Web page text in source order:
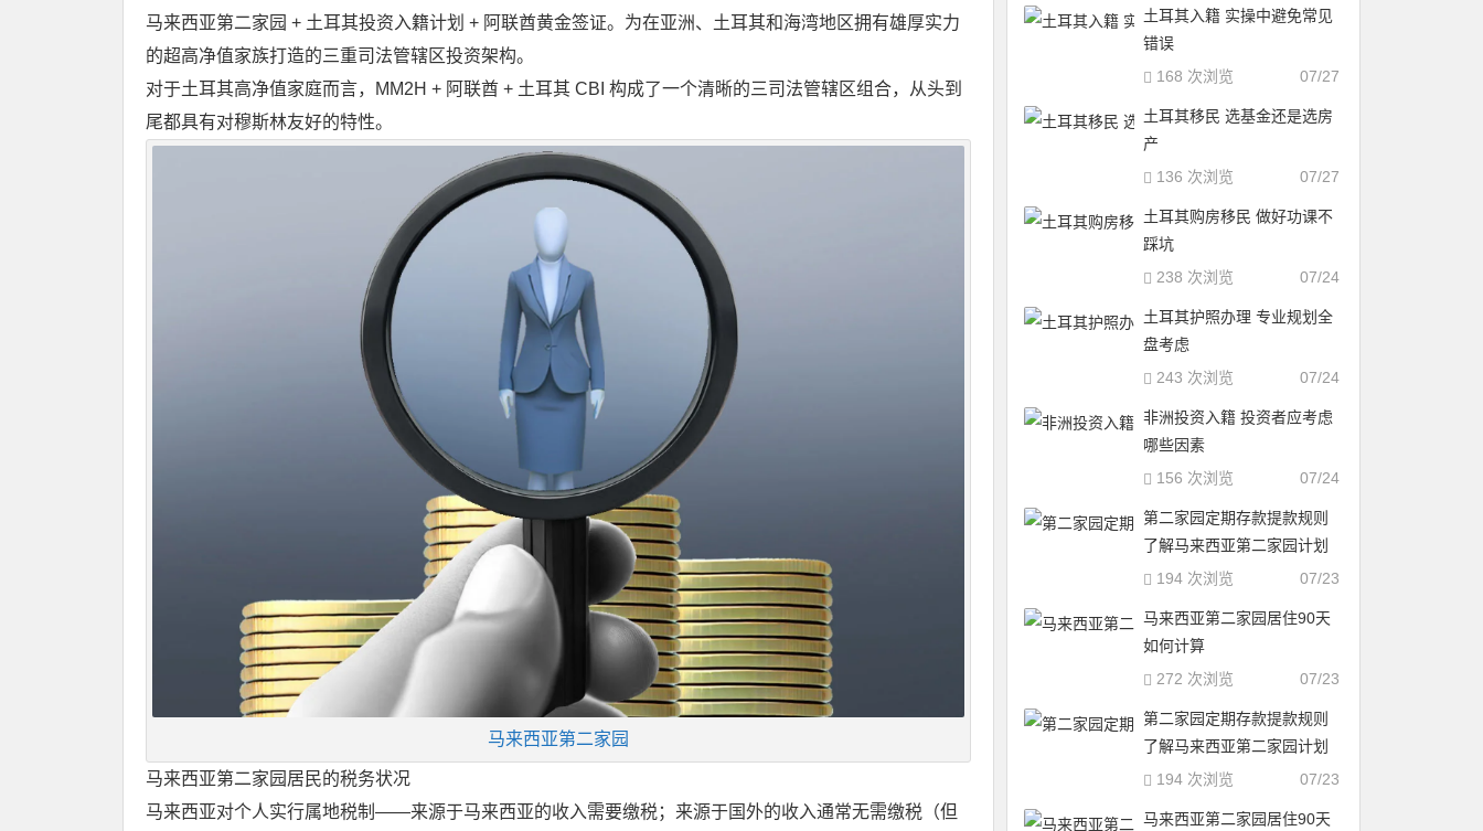
马来西亚第二家园 + 土耳其投资入籍计划 + 阿联酋黄金签证。为在亚洲、土耳其和海湾地区拥有雄厚实力
的超高净值家族打造的三重司法管辖区投资架构。
对于土耳其高净值家庭而言，MM2H + 阿联酋 + 土耳其 CBI 构成了一个清晰的三司法管辖区组合，从头到
尾都具有对穆斯林友好的特性。
马来西亚第二家园
马来西亚第二家园居民的税务状况
马来西亚对个人实行属地税制——来源于马来西亚的收入需要缴税；来源于国外的收入通常无需缴税（但
土耳其入籍 实操中避免常见
错误
07/27
168 次浏览
土耳其移民 选基金还是选房
产
07/27
136 次浏览
土耳其购房移民 做好功课不
踩坑
07/24
238 次浏览
土耳其护照办理 专业规划全
盘考虑
07/24
243 次浏览
非洲投资入籍 投资者应考虑
哪些因素
07/24
156 次浏览
第二家园定期存款提款规则
了解马来西亚第二家园计划
07/23
194 次浏览
马来西亚第二家园居住90天
如何计算
07/23
272 次浏览
第二家园定期存款提款规则
了解马来西亚第二家园计划
07/23
194 次浏览
马来西亚第二家园居住90天